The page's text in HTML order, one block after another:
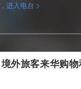
进入电台
外旅客来华购物